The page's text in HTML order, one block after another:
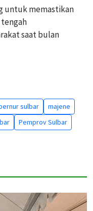
untuk memastikan
saat bulan
sulbar
majene
Pemprov Sulbar